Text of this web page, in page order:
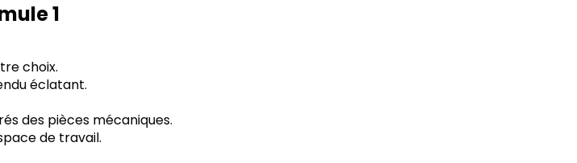
1
choix.
éclatant.
des pièces mécaniques.
de travail.